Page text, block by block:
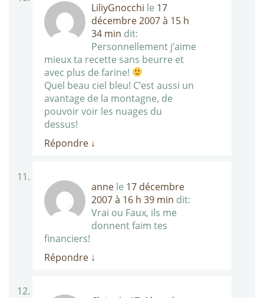
LiliyGnocchi le 17
décembre 2007 à 15 h
34 min dit:
Personnellement j’aime
mieux ta recette sans beurre et
avec plus de farine!
Quel beau ciel bleu! C’est aussi un
avantage de la montagne, de
pouvoir voir les nuages du
dessus!
Répondre ↓
anne le 17 décembre
2007 à 16 h 39 min dit:
Vrai ou Faux, ils me
donnent faim tes
financiers!
Répondre ↓